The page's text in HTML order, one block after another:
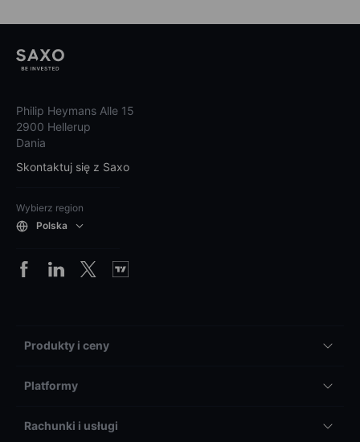
Philip Heymans Alle 15
2900 Hellerup
Dania
Skontaktuj się z Saxo
Wybierz region
Polska
Produkty i ceny
Platformy
Rachunki i usługi